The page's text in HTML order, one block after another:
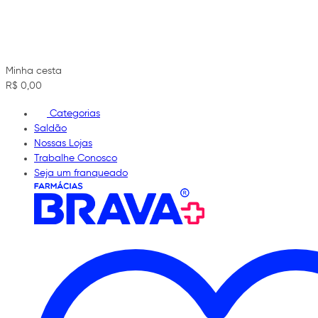
Minha cesta
R$ 0,00
Categorias
Saldão
Nossas Lojas
Trabalhe Conosco
Seja um franqueado